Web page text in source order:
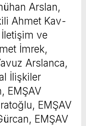
Arslan,
Ahmet Kav­
ve
İmrek,
Arslanca,
İlişkiler
EMŞAV
EMŞAV
EMŞAV